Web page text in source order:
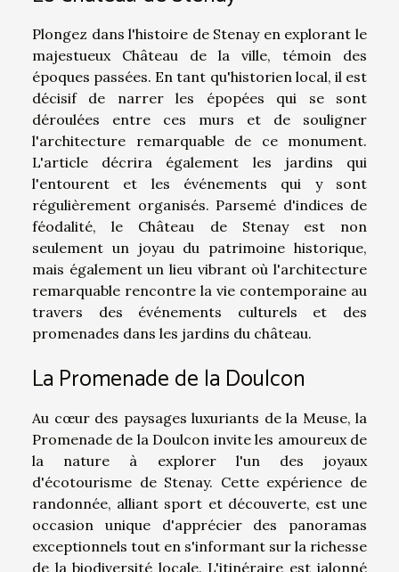
Plongez dans l'histoire de Stenay en explorant le
majestueux Château de la ville, témoin des
époques passées. En tant qu'historien local, il est
décisif de narrer les épopées qui se sont
déroulées entre ces murs et de souligner
l'architecture remarquable de ce monument.
L'article décrira également les jardins qui
l'entourent et les événements qui y sont
régulièrement organisés. Parsemé d'indices de
féodalité, le Château de Stenay est non
seulement un joyau du patrimoine historique,
mais également un lieu vibrant où l'architecture
remarquable rencontre la vie contemporaine au
travers des événements culturels et des
promenades dans les jardins du château.
La Promenade de la Doulcon
Au cœur des paysages luxuriants de la Meuse, la
Promenade de la Doulcon invite les amoureux de
la nature à explorer l'un des joyaux
d'écotourisme de Stenay. Cette expérience de
randonnée, alliant sport et découverte, est une
occasion unique d'apprécier des panoramas
exceptionnels tout en s'informant sur la richesse
de la biodiversité locale. L'itinéraire est jalonné